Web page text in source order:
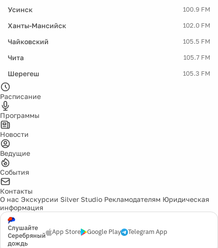
Усинск 100.9 FM
Ханты-Мансийск 102.0 FM
Чайковский 105.5 FM
Чита 105.7 FM
Шерегеш 105.3 FM
Расписание
Программы
Новости
Ведущие
События
Контакты
О нас Экскурсии Silver Studio Рекламодателям Юридическая
информация
Слушайте
Серебряный
дождь
App Store Google Play Telegram App